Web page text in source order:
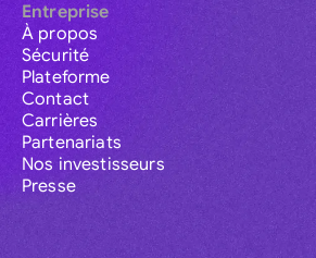
Entreprise
À propos
Sécurité
Plateforme
Contact
Carrières
Partenariats
Nos investisseurs
Presse